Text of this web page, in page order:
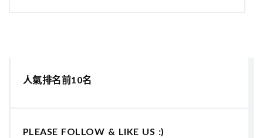
人氣排名前10名
PLEASE FOLLOW & LIKE US :)